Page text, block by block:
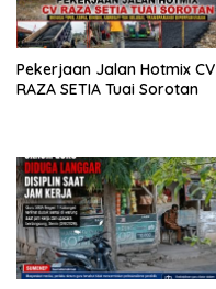
Pekerjaan Jalan Hotmix CV
RAZA SETIA Tuai Sorotan